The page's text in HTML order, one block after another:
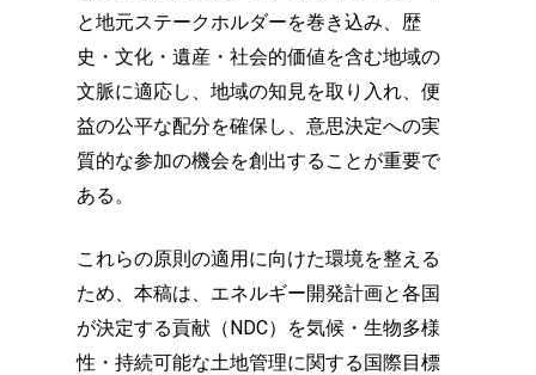
と地元ステークホルダーを巻き込み、歴
史・文化・遺産・社会的価値を含む地域の
文脈に適応し、地域の知見を取り入れ、便
益の公平な配分を確保し、意思決定への実
質的な参加の機会を創出することが重要で
ある。
これらの原則の適用に向けた環境を整える
ため、本稿は、エネルギー開発計画と各国
が決定する貢献（NDC）を気候・生物多様
性・持続可能な土地管理に関する国際目標